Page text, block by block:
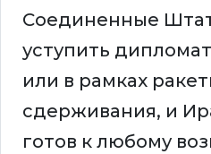
Соединенные
уступить
или в рамках
сдерживания, и
готов к любому